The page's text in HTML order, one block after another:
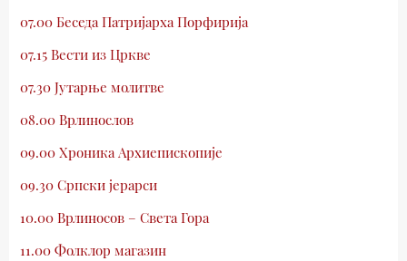
07.00 Беседа Патријарха Порфирија
07.15 Вести из Цркве
07.30 Јутарње молитве
08.00 Врлинослов
09.00 Хроника Архиепископије
09.30 Српски јерарси
10.00 Врлиносов – Света Гора
11.00 Фолклор магазин